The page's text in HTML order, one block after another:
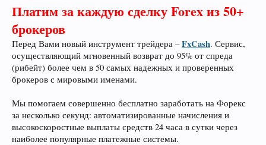
Платим за каждую сделку Forex из 50+
брокеров
Перед Вами новый инструмент трейдера –FxCash. Сервис,
осуществляющий мгновенный возврат до 95% от спреда
(рибейт) более чем в 50 самых надежных и проверенных
брокеров с мировыми именами.
Мы помогаем совершенно бесплатно заработать на Форекс
за несколько секунд: автоматизированные начисления и
высокоскоростные выплаты средств 24 часа в сутки через
наиболее популярные платежные системы.